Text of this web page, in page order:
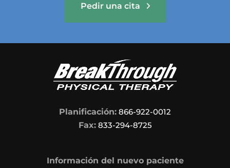
Pedir una cita
Planificación: 866-922-0012
Fax:833-294-8725
Información del nuevo paciente